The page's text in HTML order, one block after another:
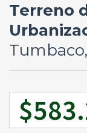
Contraseña
Olvidó su
contraseña
E-mail
Terreno